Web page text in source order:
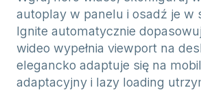
autoplay w panelu i osadź je w
Ignite automatycznie
wideo wypełnia viewport na
elegancko adaptuje się na
adaptacyjny i lazy loading